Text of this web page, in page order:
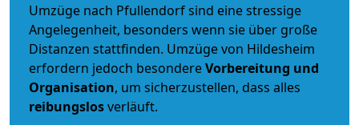
Umzüge nach Pfullendorf sind eine stressige
Angelegenheit, besonders wenn sie über große
Distanzen stattfinden. Umzüge von Hildesheim
erfordern jedoch besondereVorbereitung und
Organisation, um sicherzustellen, dass alles
reibungslosverläuft.